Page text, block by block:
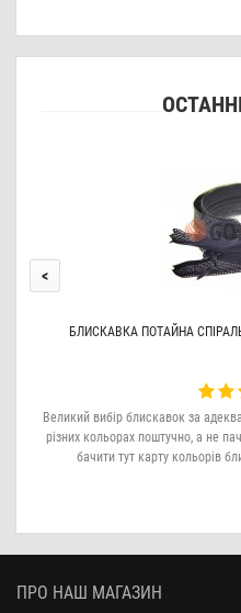
БЛИСКАВКА ПОТАЙНА
Великий вибір блискавок за
різних кольорах поштучно, а не
бачити тут карту кольорів
<
ПРО НАШ МАГАЗИН